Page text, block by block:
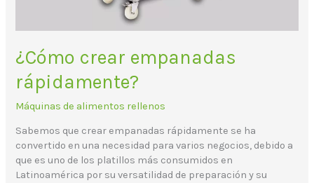
¿Cómo crear empanadas
rápidamente?
Máquinas de alimentos rellenos
Sabemos que crear empanadas rápidamente se ha
convertido en una necesidad para varios negocios, debido a
que es uno de los platillos más consumidos en
Latinoamérica por su versatilidad de preparación y su